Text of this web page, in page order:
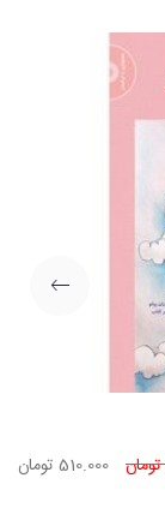
تومان قیمت
510.000 تومان